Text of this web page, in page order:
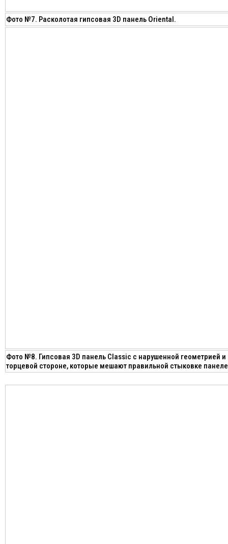
Фото №7. Расколотая гипсовая 3D панель Oriental.
Фото №8. Гипсовая 3D панель Classic с нарушенной геометрией
торцевой стороне, которые мешают правильной стыковке